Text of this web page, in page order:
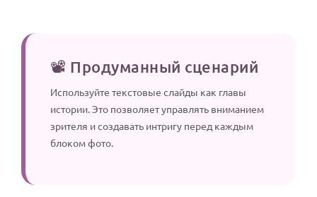
📽️ Продуманный сценарий
Используйте текстовые слайды как главы
истории. Это позволяет управлять вниманием
зрителя и создавать интригу перед каждым
блоком фото.